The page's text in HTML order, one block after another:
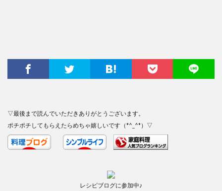
▽最後まで読んでいただきありがとうございます。
ポチポチしてもらえたらめちゃ嬉しいです（*^_^*）▽
レシピブログに参加中♪